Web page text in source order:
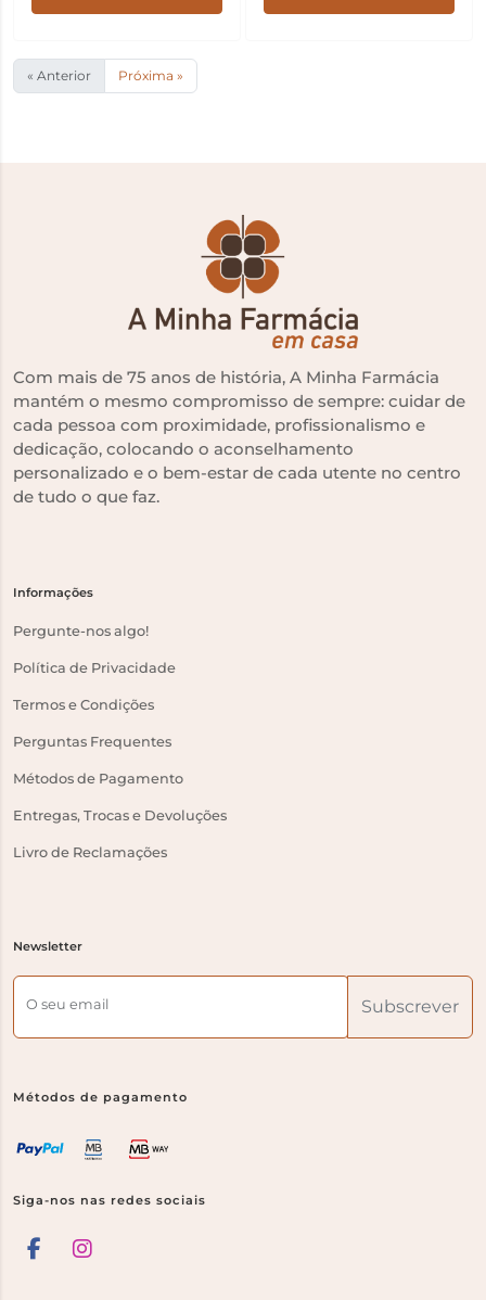
« Anterior Próxima »
Com mais de 75 anos de história, A Minha Farmácia
mantém o mesmo compromisso de sempre: cuidar de
cada pessoa com proximidade, profissionalismo e
dedicação, colocando o aconselhamento
personalizado e o bem-estar de cada utente no centro
de tudo o que faz.
Informações
Pergunte-nos algo!
Política de Privacidade
Termos e Condições
Perguntas Frequentes
Métodos de Pagamento
Entregas, Trocas e Devoluções
Livro de Reclamações
Newsletter
O seu email Subscrever
Métodos de pagamento
Siga-nos nas redes sociais